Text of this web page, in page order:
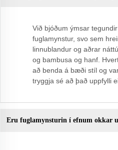
Við bjóðum ýmsar
fuglamynstur, svo sem
linnublandur og aðrar
og bambusa og hanf.
að benda á bæði stíl og
tryggja sé að það uppfylli
Eru fuglamynsturin í efnum okkar